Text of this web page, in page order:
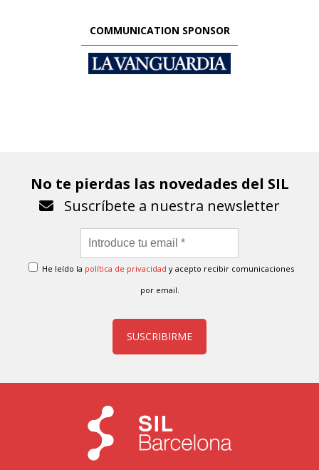
COMMUNICATION SPONSOR
No te pierdas las novedades del SIL
Suscríbete a nuestra newsletter
He leído la política de privacidad y acepto recibir comunicaciones
por email.
SUSCRIBIRME